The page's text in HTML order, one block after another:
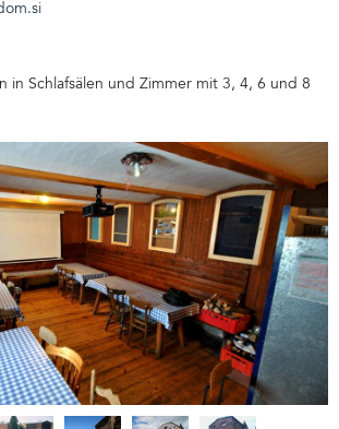
in Schlafsälen und Zimmer mit 3, 4, 6 und 8